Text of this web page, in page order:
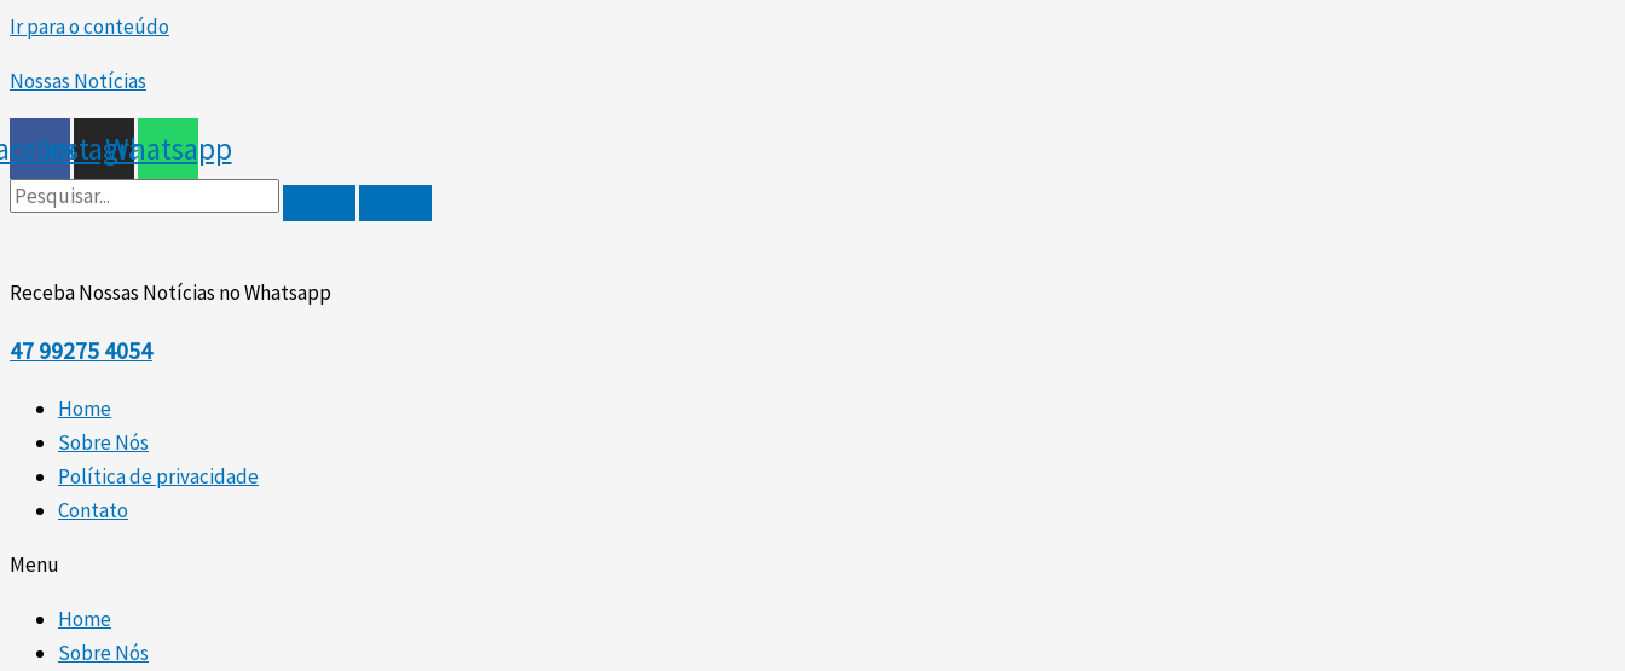
Ir para o conteúdo
Nossas Notícias
InstagramWhatsapp
Receba Nossas Notícias no Whatsapp
47 99275 4054
Home
Sobre Nós
Política de privacidade
Contato
Menu
Home
Sobre Nós